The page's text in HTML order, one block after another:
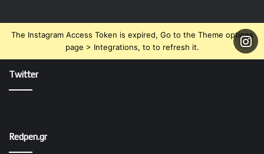
The Instagram Access Token is expired, Go to the Theme options
page > Integrations, to to refresh it.
Twitter
Redpen.gr